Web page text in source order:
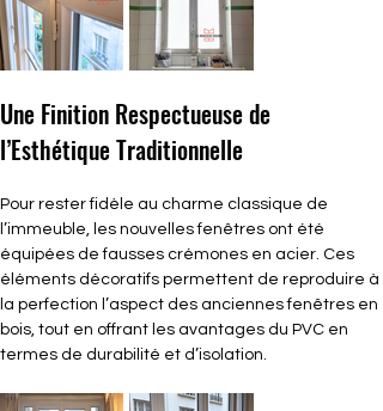
Une Finition Respectueuse de
l’Esthétique Traditionnelle
Pour rester fidèle au charme classique de
l’immeuble, les nouvelles fenêtres ont été
équipées de fausses crémones en acier. Ces
éléments décoratifs permettent de reproduire à
la perfection l’aspect des anciennes fenêtres en
bois, tout en offrant les avantages du PVC en
termes de durabilité et d’isolation.